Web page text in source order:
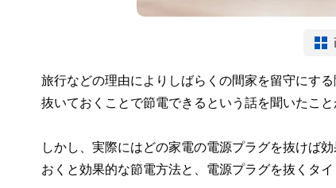
旅行などの理由によりしばらくの間家を留守にす
抜いておくことで節電できるという話を聞いたこと
しかし、実際にはどの家電の電源プラグを抜けば
おくと効果的な節電方法と、電源プラグを抜くタ